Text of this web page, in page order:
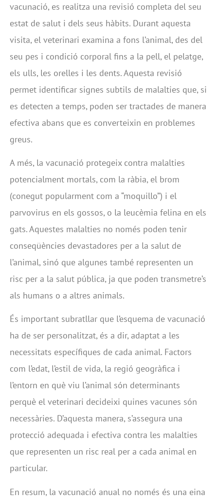
vacunació, es realitza una revisió completa del seu
estat de salut i dels seus hàbits. Durant aquesta
visita, el veterinari examina a fons l’animal, des del
seu pes i condició corporal fins a la pell, el pelatge,
els ulls, les orelles i les dents. Aquesta revisió
permet identificar signes subtils de malalties que, si
es detecten a temps, poden ser tractades de manera
efectiva abans que es converteixin en problemes
greus.
A més, la vacunació protegeix contra malalties
potencialment mortals, com la ràbia, el brom
(conegut popularment com a “moquillo”) i el
parvovirus en els gossos, o la leucèmia felina en els
gats. Aquestes malalties no només poden tenir
conseqüències devastadores per a la salut de
l’animal, sinó que algunes també representen un
risc per a la salut pública, ja que poden transmetre’s
als humans o a altres animals.
És important subratllar que l’esquema de vacunació
ha de ser personalitzat, és a dir, adaptat a les
necessitats específiques de cada animal. Factors
com l’edat, l’estil de vida, la regió geogràfica i
l’entorn en què viu l’animal són determinants
perquè el veterinari decideixi quines vacunes són
necessàries. D’aquesta manera, s’assegura una
protecció adequada i efectiva contra les malalties
que representen un risc real per a cada animal en
particular.
En resum, la vacunació anual no només és una eina